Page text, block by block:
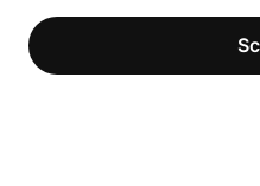
prezzo prezzo